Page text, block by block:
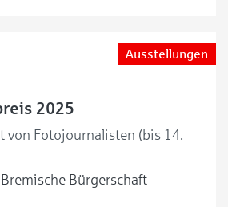
Ausstellungen
2025
von Fotojournalisten (bis 14.
Bremische Bürgerschaft